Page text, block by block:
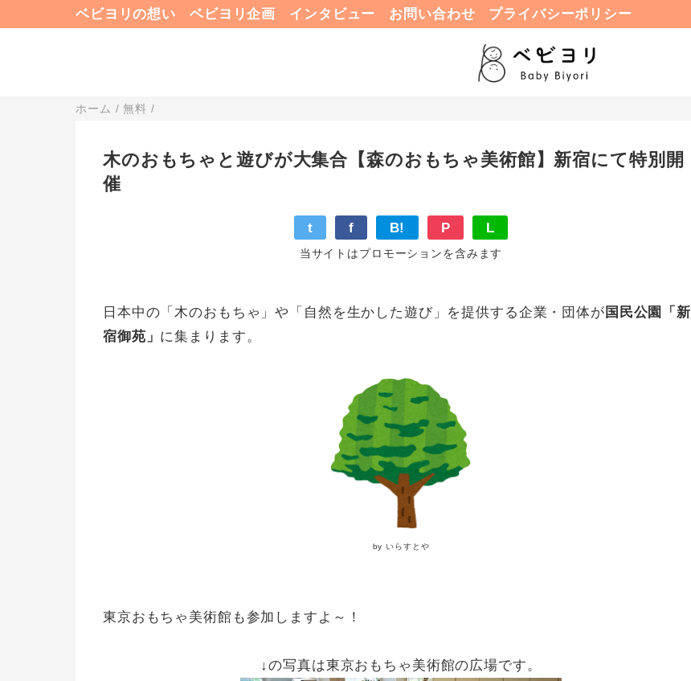
ベビヨリの想い ベビヨリ企画 インタビュー お問い合わせ プライバシーポリシー
ホーム /無料 /
木のおもちゃと遊びが大集合【森のおもちゃ美術館】新宿にて特別開
催
t f B! P L
当サイトはプロモーションを含みます
日本中の「木のおもちゃ」や「自然を生かした遊び」を提供する企業・団体が 国民公園「新
宿御苑」 に集まります。
by いらすとや
東京おもちゃ美術館も参加しますよ～！
↓の写真は東京おもちゃ美術館の広場です。